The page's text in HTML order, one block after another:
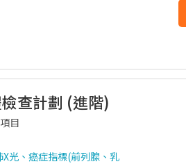
查計劃 (進階)
目
光、癌症指標(前列腺、乳